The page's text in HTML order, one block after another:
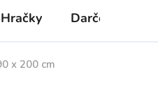
Hračky Darčeky
x 200 cm